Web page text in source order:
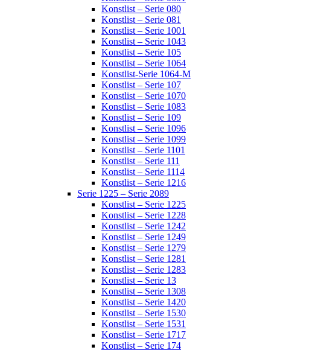
Konstlist – Serie 080
Konstlist – Serie 081
Konstlist – Serie 1001
Konstlist – Serie 1043
Konstlist – Serie 105
Konstlist – Serie 1064
Konstlist-Serie 1064-M
Konstlist – Serie 107
Konstlist – Serie 1070
Konstlist – Serie 1083
Konstlist – Serie 109
Konstlist – Serie 1096
Konstlist – Serie 1099
Konstlist – Serie 1101
Konstlist – Serie 111
Konstlist – Serie 1114
Konstlist – Serie 1216
Serie 1225 – Serie 2089
Konstlist – Serie 1225
Konstlist – Serie 1228
Konstlist – Serie 1242
Konstlist – Serie 1249
Konstlist – Serie 1279
Konstlist – Serie 1281
Konstlist – Serie 1283
Konstlist – Serie 13
Konstlist – Serie 1308
Konstlist – Serie 1420
Konstlist – Serie 1530
Konstlist – Serie 1531
Konstlist – Serie 1717
Konstlist – Serie 174